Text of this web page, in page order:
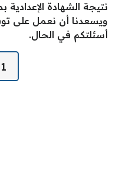
نتيجة الشهادة الإعدادية
ويسعدنا أن نعمل على
أسئلتكم في الحال.
1